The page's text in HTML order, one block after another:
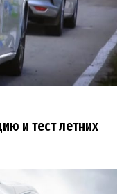
и тест летних